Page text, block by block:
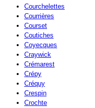
Courchelettes
Courrières
Courset
Coutiches
Coyecques
Craywick
Crémarest
Crépy
Créquy
Crespin
Crochte